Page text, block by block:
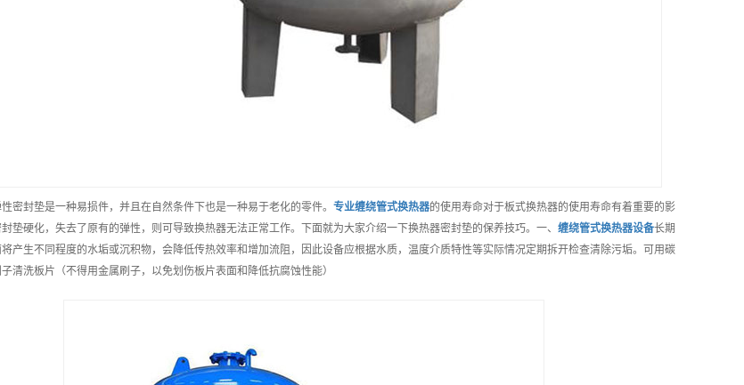
密封垫是一种易损件，并且在自然条件下也是一种易于老化的零件。 专业缠绕管式换热器的使用寿命对于板式换热器的使用寿命有着重要的影
垫硬化，失去了原有的弹性，则可导致换热器无法正常工作。下面就为大家介绍一下换热器密封垫的保养技巧。一、 缠绕管式换热器设备长期
产生不同程度的水垢或沉积物，会降低传热效率和增加流阻，因此设备应根据水质，温度介质特性等实际情况定期拆开检查清除污垢。可用碳
清洗板片（不得用金属刷子，以免划伤板片表面和降低抗腐蚀性能）